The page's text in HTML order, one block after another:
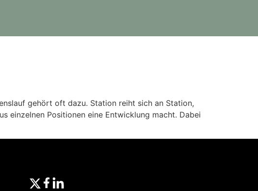
gehört oft dazu. Station reiht sich an Station,
einzelnen Positionen eine Entwicklung macht. Dabei